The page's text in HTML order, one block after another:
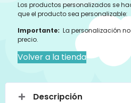
Los productos personalizados se
que el producto sea personalizable:
Importante: La personalización
precio.
Volver a la tienda
Descripción